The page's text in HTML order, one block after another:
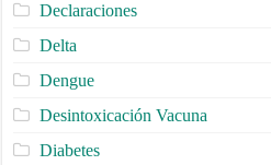
Declaraciones
Delta
Dengue
Desintoxicación Vacuna
Diabetes